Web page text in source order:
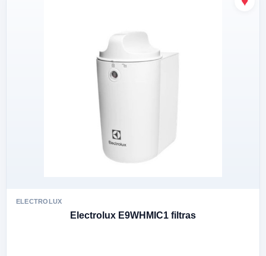
ELECTROLUX
Electrolux E9WHMIC1 filtras